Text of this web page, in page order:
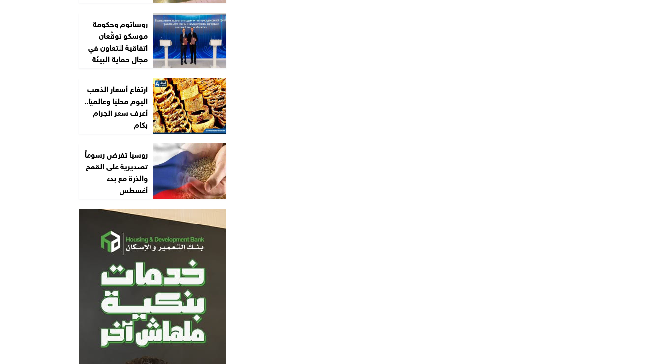
روساتوم وحكومة
موسكو توقّعان
اتفاقية للتعاون في
مجال حماية البيئة
ارتفاع أسعار الذهب
اليوم محليًا وعالميًا..
أعرف سعر الجرام
بكام
روسيا تفرض رسوماً
تصديرية على القمح
والذرة مع بدء
أغسطس